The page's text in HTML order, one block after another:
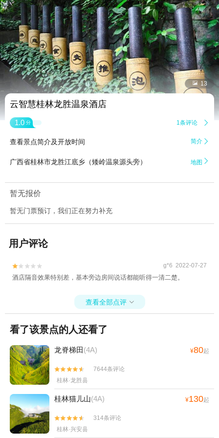
 13
云智慧桂林龙胜温泉酒店
1.0 分 1条评论 
查看景点简介及开放时间 简介 
广西省桂林市龙胜江底乡（矮岭温泉源头旁） 地图 
暂无报价
暂无门票预订，我们正在努力补充
用户评论

 g*6 2022-07-27
酒店隔音效果特别差，基本旁边房间说话都能听得一清二楚。
查看全部点评 
看了该景点的人还看了
龙脊梯田(4A) ¥80起


7644条评论
桂林·龙胜县
桂林猫儿山(4A) ¥130起


314条评论
桂林·兴安县
